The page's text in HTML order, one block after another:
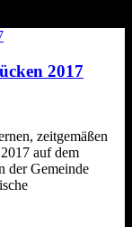
2017
zeitgemäßen
auf dem
der Gemeinde